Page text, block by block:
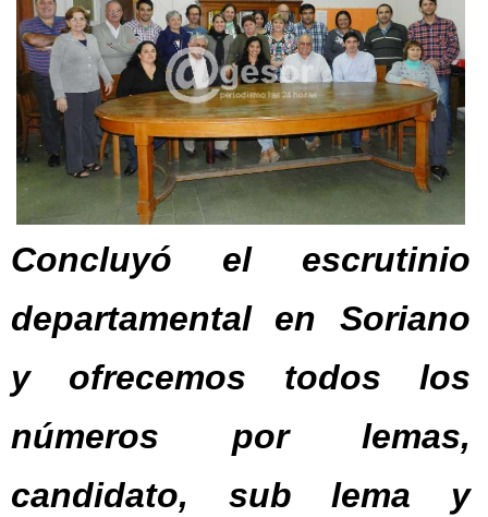
Concluyó el escrutinio
departamental en Soriano
y ofrecemos todos los
números por lemas,
candidato, sub lema y